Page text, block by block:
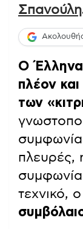
Σπανούλη
Ο
πλέον
των
πλευρές,
τεχνικό,